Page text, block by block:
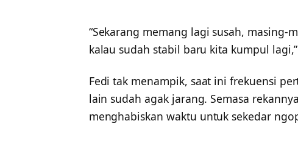
“Sekarang memang lagi susah,
kalau sudah stabil baru kita kumpul
Fedi tak menampik, saat ini frekuensi
lain sudah agak jarang. Semasa
menghabiskan waktu untuk sekedar